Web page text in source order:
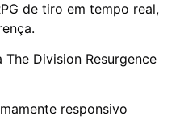
de tiro em tempo real,
Division Resurgence
responsivo